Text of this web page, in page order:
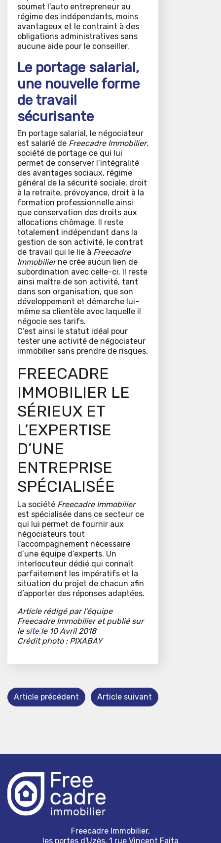
soumet l’auto entrepreneur au
régime des indépendants, moins
avantageux et le contraint à des
obligations administratives sans
aucune aide pour le conseiller.
Le portage salarial,
une nouvelle forme
de travail
sécurisante
En portage salarial, le négociateur
est salarié de Freecadre Immobilier,
société de portage ce qui lui
permet de conserver l’intégralité
des avantages sociaux, régime
général de la sécurité sociale, droit
à la retraite, prévoyance, droit à la
formation professionnelle ainsi
que conservation des droits aux
allocations chômage. Il reste
totalement indépendant dans la
gestion de son activité, le contrat
de travail qui le lie à Freecadre
Immobilierne crée aucun lien de
subordination avec celle-ci. Il reste
ainsi maître de son activité, tant
dans son organisation, que son
développement et démarche lui-
même sa clientèle avec laquelle il
négocie ses tarifs.
C’est ainsi le statut idéal pour
tester une activité de négociateur
immobilier sans prendre de risques.
FREECADRE
IMMOBILIER LE
SÉRIEUX ET
L’EXPERTISE
D’UNE
ENTREPRISE
SPÉCIALISÉE
La société Freecadre Immobilier
est spécialisée dans ce secteur ce
qui lui permet de fournir aux
négociateurs tout
l’accompagnement nécessaire
d’une équipe d’experts. Un
interlocuteur dédié qui connaît
parfaitement les impératifs et la
situation du projet de chacun afin
d’apporter des réponses adaptées.
Article rédigé par l’équipe
Freecadre Immobilier et publié sur
le sitele 10 Avril 2018
Crédit photo : PIXABAY
Article précédent Article suivant
Freecadre Immobilier,
les portes d'Uzès, 1 rue Vincent Faita